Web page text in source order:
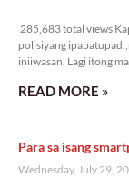
285,683 total views
polisiyang
iniiwasan. Lagi itong
READ MORE »
Para sa isang
Wednesday, July 29,